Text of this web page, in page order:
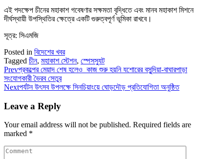
এই পদক্ষেপ চীনের মহাকাশ গবেষণার সক্ষমতা বৃদ্ধিতে এবং মানব মহাকাশ মিশনে
দীর্ঘস্থায়ী উপস্থিতির ক্ষেত্রে একটি গুরুত্বপূর্ণ ভূমিকা রাখবে।
সূত্র: সিএমজি
Posted in বিদেশের খবর
Tagged চীন, মহাকাশ স্টেশন, স্পেসস্যুট
Prevপ্রকল্পের মেয়াদ শেষ হলেও কাজ শুরু হয়নি যশোরের বসুন্দিয়া-বাঘারপাড়া
সংযোগকারী ভৈরব সেতুর
Nextপর্যটন উৎসব উপলক্ষে সিনচিয়াংয়ে ঘোড়দৌড় প্রতিযোগিতা অনুষ্ঠিত
Leave a Reply
Your email address will not be published. Required fields are
marked *